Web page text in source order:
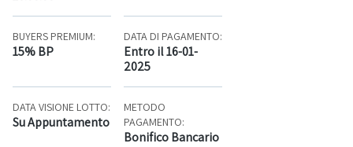
BUYERS PREMIUM:
15% BP
DATA DI PAGAMENTO:
Entro il 16-01-
2025
DATA VISIONE LOTTO:
Su Appuntamento
METODO
PAGAMENTO:
Bonifico Bancario